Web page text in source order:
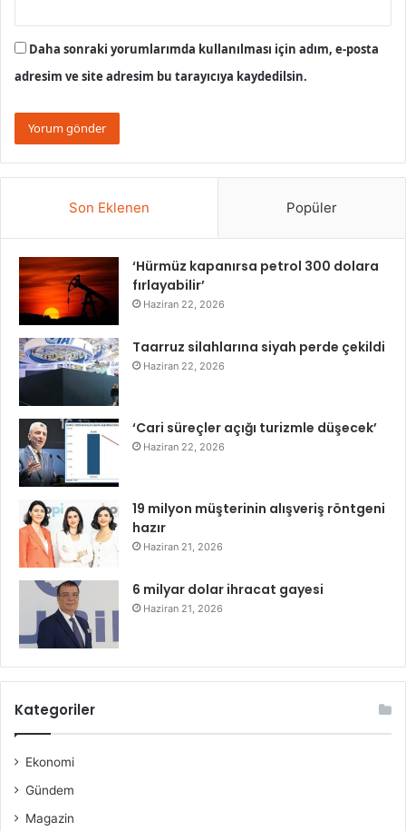
Daha sonraki yorumlarımda kullanılması için adım, e-posta
adresim ve site adresim bu tarayıcıya kaydedilsin.
Son Eklenen Popüler
‘Hürmüz kapanırsa petrol 300 dolara
fırlayabilir’
Haziran 22, 2026
Taarruz silahlarına siyah perde çekildi
Haziran 22, 2026
‘Cari süreçler açığı turizmle düşecek’
Haziran 22, 2026
19 milyon müşterinin alışveriş röntgeni
hazır
Haziran 21, 2026
6 milyar dolar ihracat gayesi
Haziran 21, 2026
Kategoriler
Ekonomi
Gündem
Magazin